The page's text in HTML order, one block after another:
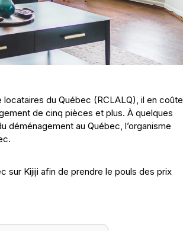
du Québec (RCLALQ), il en coûte
de cinq pièces et plus. À quelques
déménagement au Québec, l’organisme
sur Kijiji afin de prendre le pouls des prix